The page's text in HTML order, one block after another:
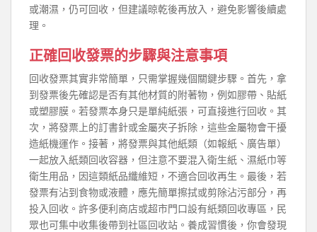
或潮濕，仍可回收，但建議晾乾後再放入，避免影響後續處
理。
正確回收發票的步驟與注意事項
回收發票其實非常簡單，只需掌握幾個關鍵步驟。首先，拿
到發票後先確認是否有其他材質的附著物，例如膠帶、貼紙
或塑膠膜。若發票本身只是單純紙張，可直接進行回收。其
次，將發票上的訂書針或金屬夾子拆除，這些金屬物會干擾
造紙機運作。接著，將發票與其他紙類（如報紙、廣告單）
一起放入紙類回收容器，但注意不要混入衛生紙、濕紙巾等
衛生用品，因這類紙品纖維短，不適合回收再生。最後，若
發票有沾到食物或液體，應先簡單擦拭或剪除沾污部分，再
投入回收。許多便利商店或超市門口設有紙類回收專區，民
眾也可集中收集後帶到社區回收站。養成習慣後，你會發現